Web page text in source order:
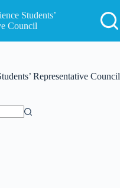
Students’
Council
Representative Council